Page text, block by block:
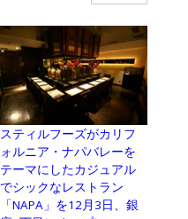
スティルフーズがカリフ
ォルニア・ナパバレーを
テーマにしたカジュアル
でシックなレストラン
「NAPA」を12月3日、銀